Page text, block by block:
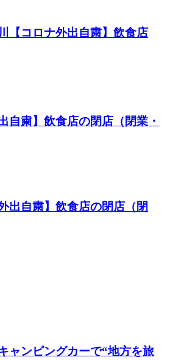
【コロナ外出自粛】飲食店
自粛】飲食店の閉店（閉業・
出自粛】飲食店の閉店（閉
ャンピングカーで“地方を旅